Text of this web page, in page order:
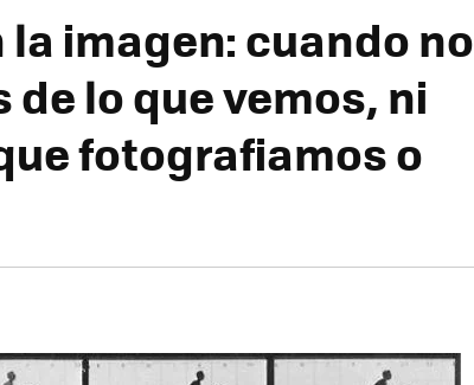
imagen: cuando no
lo que vemos, ni
fotografiamos o